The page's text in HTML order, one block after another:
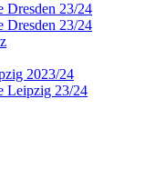
Dresden 23/24
Dresden 23/24
2023/24
Leipzig 23/24